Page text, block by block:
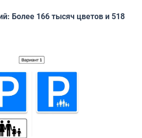
Более 166 тысяч цветов и 518